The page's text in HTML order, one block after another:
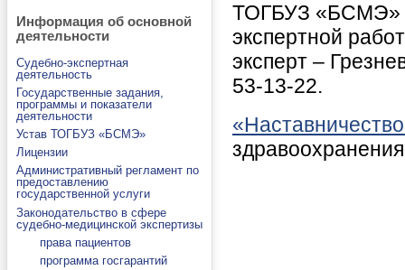
Информация об основной
деятельности
Судебно-экспертная
деятельность
Государственные задания,
программы и показатели
деятельности
Устав ТОГБУЗ «БСМЭ»
Лицензии
Административный регламент по
предоставлению
государственной услуги
Законодательство в сфере
судебно-медицинской экспертизы
права пациентов
программа госгарантий
ТОГБУЗ «БСМЭ» -
экспертной
эксперт –
53-13-22.